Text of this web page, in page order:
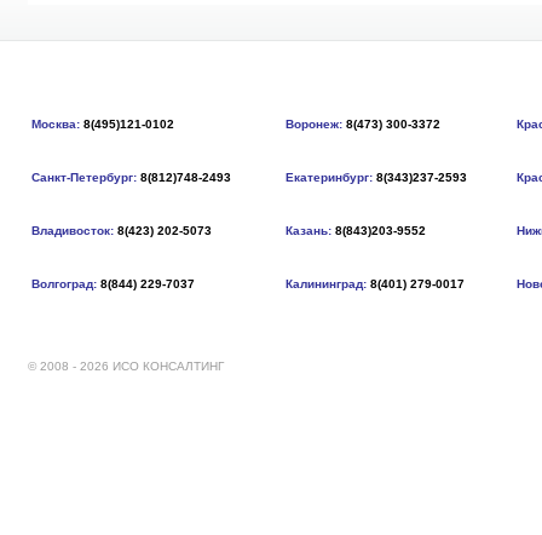
Москва: 8(495)121-0102 Воронеж: 8(473) 300-3372
Санкт-Петербург: 8(812)748-2493 Екатеринбург: 8(343)237-2593
Владивосток: 8(423) 202-5073 Казань: 8(843)203-9552
Волгоград: 8(844) 229-7037 Калининград: 8(401) 279-0017
© 2008 - 2026 ИСО КОНСАЛТИНГ